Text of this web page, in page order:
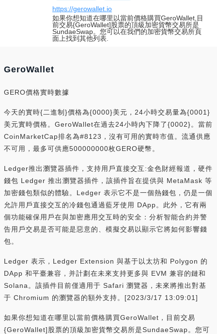
https://gerowallet.io
如果你想知道在哪里以當前價格購買GeroWallet,目
前交易{GeroWallet]股票的頂級加密貨幣交易所是
SundaeSwap。您可以在我們的加密貨幣交易所頁
面上找到其他列表.
GeroWallet
GERO價格實時數據
今天的實時{二進制}價格為{0000}美元，24小時交易量為{0001}
美元實時價格。GeroWallet在過去24小時內下降了{0002}。當前
CoinMarketCap排名為#8123，沒有可用的實時市值。流通供應
不可用，最多可供應500000000枚GERO硬幣。
Ledger推出瀏覽器插件，支持用戶直接交互:金色財經報道，硬件
錢包 Ledger 推出瀏覽器插件，該插件旨在提供與 MetaMask 等
加密錢包類似的體驗。Ledger 表示它不是一個熱錢包，仍是一個
允許用戶直接交互的冷錢包通過藍牙使用 DApp。此外，它有兩
個功能確保用戶在與加密應用交互時的安全：分析智能合約并警
告用戶交易是否可能是惡意的、模擬交易以顯示它將如何影響錢
包。
Ledger 表示，Ledger Extension 與基于以太坊和 Polygon 的
DApp 和平臺兼容，并計劃在未來支持更多與 EVM 兼容的鏈和
Solana。該插件目前僅適用于 Safari 瀏覽器，未來將推出對基
于 Chromium 的瀏覽器的額外支持。[2023/3/17 13:09:01]
如果你想知道在哪里以當前價格購買GeroWallet，目前交易
{GeroWallet]股票的頂級加密貨幣交易所是SundaeSwap。您可